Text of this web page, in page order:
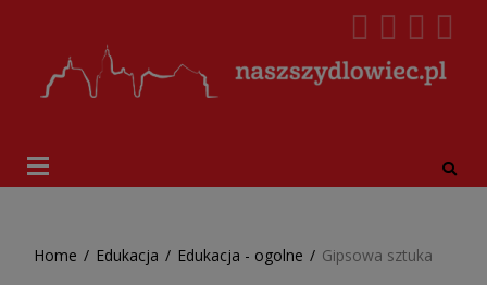
Home / Edukacja / Edukacja - ogolne / Gipsowa sztuka